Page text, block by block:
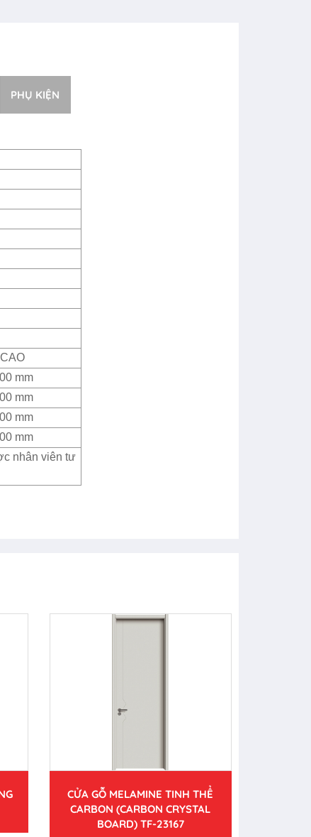
PHỤ KIỆN
mm
mm
mm
mm
nhân viên tư
CỬA GỖ MELAMINE TINH THỂ
CARBON (CARBON CRYSTAL
BOARD) TF-23167